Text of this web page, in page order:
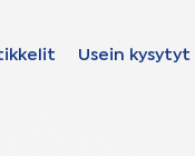
Usein kysytyt